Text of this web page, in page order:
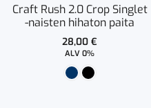
Craft Rush 2.0 Crop Singlet
-naisten hihaton paita
28,00€
ALV 0%